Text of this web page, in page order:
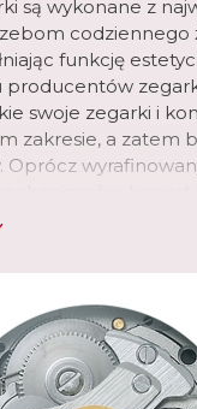
są wykonane z
codziennego
funkcję
producentów
swoje zegarki i
zakresie, a zatem
Oprócz
własnych
zegarkach lub
to
Hattori,
W 1881 roku, w
"K. Hattori"